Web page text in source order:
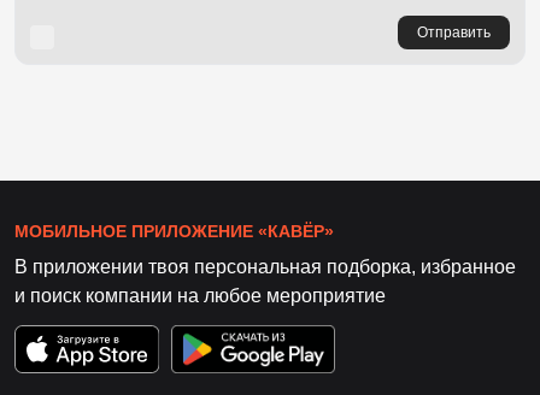
Отправить
МОБИЛЬНОЕ ПРИЛОЖЕНИЕ «КАВЁР»
В приложении твоя персональная подборка, избранное
и поиск компании на любое мероприятие